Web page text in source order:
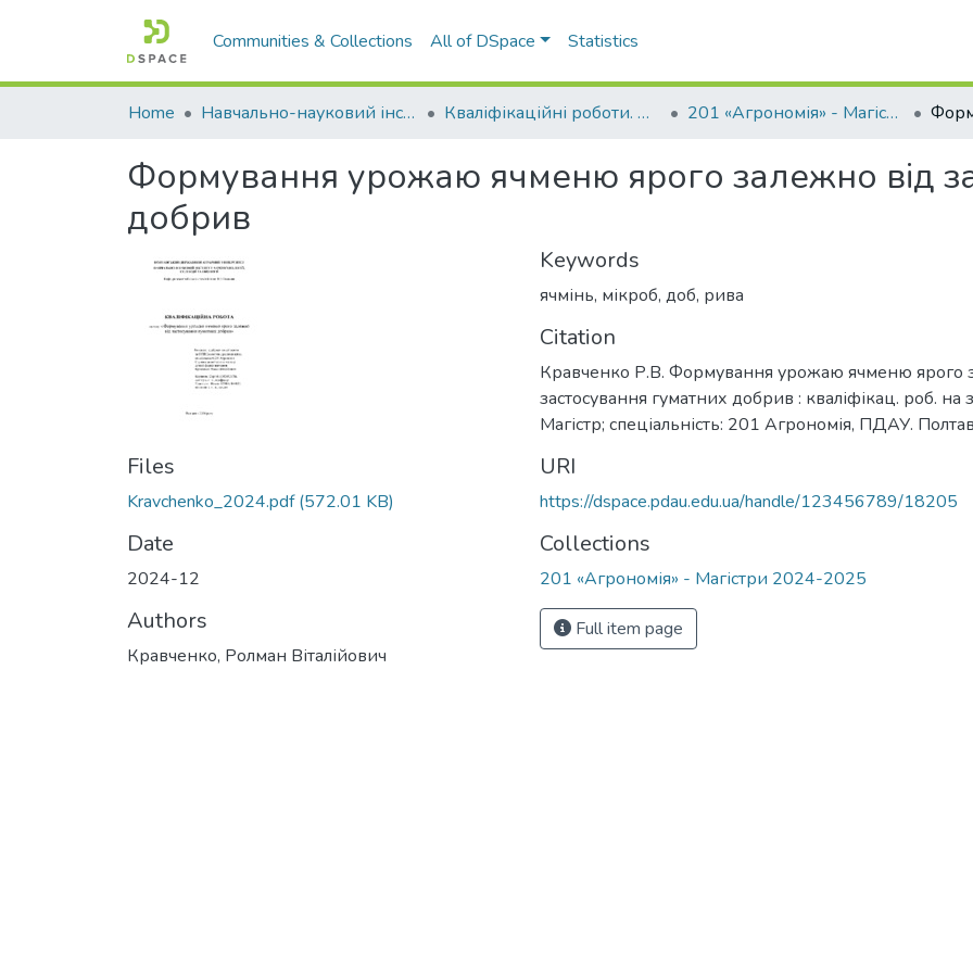
Communities & Collections All of DSpace Statistics
Home Навчально-науковий інститут агротехнологій, селекції та екології Кваліфікаційні роботи. ННІ агротехнологій, селекції та екології 201 «Агрономія» - Магістри 2024-2025
Формування урожаю ячменю ярого залежно від
добрив
Files
Kravchenko_2024.pdf(572.01 KB)
Date
2024-12
Authors
Кравченко, Ролман Віталійович
Keywords
ячмінь, мікроб, доб, рива
Citation
Кравченко Р.В. Формування урожаю ячменю ярого
застосування гуматних добрив : кваліфікац. роб. на
Магістр; спеціальність: 201 Агрономія, ПДАУ.
URI
https://dspace.pdau.edu.ua/handle/123456789/18205
Collections
201 «Агрономія» - Магістри 2024-2025
Full item page